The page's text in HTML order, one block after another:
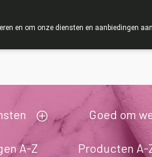
Goed om
A-Z Producten A-
en om onze diensten en aanbiedingen